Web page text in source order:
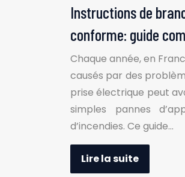
Instructions de
conforme: guide
Chaque année, en
causés par des
prise électrique peut
simples pannes
d’incendies. Ce guide…
Lire la suite